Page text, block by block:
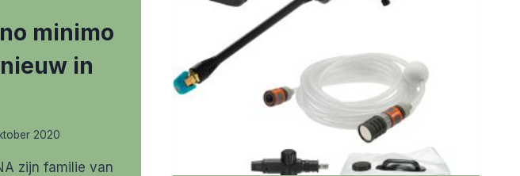
minimo
in
2020
zijn familie van